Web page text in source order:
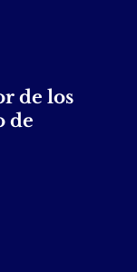
de los
de